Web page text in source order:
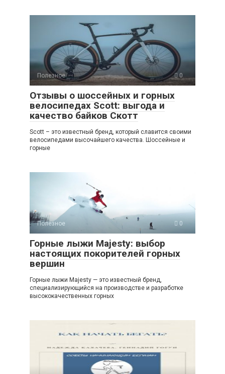
Полезное 0
Отзывы о шоссейных и горных
велосипедах Scott: выгода и
качество байков Скотт
Scott – это известный бренд, который славится своими
велосипедами высочайшего качества. Шоссейные и
горные
Полезное 0
Горные лыжи Majesty: выбор
настоящих покорителей горных
вершин
Горные лыжи Majesty — это известный бренд,
специализирующийся на производстве и разработке
высококачественных горных